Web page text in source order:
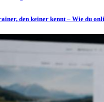
den keiner kennt – Wie du